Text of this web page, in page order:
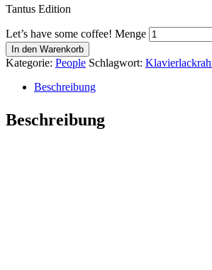
Tantus Edition
Let’s have some coffee! Menge
In den Warenkorb
Kategorie: People Schlagwort:
Beschreibung
Beschreibung